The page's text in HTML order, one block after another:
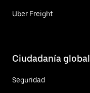
Uber Freight
Ciudadanía global
Seguridad